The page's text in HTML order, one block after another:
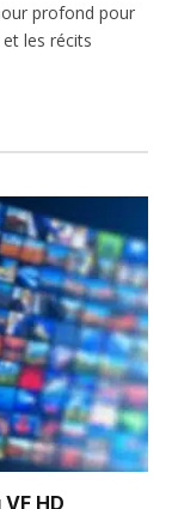
profond pour
les récits
HD